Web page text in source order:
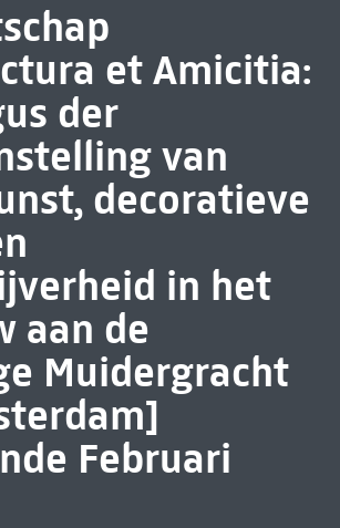
et Amicitia:
der
van
decoratieve
in het
aan de
Muidergracht
Februari